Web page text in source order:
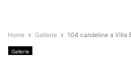
Home Gallerie 104 candeline a Villa
Gallerie